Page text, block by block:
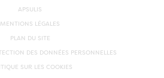
APSULIS
MENTIONS LÉGALES
PLAN DU SITE
DES DONNÉES PERSONNELLES
SUR LES COOKIES